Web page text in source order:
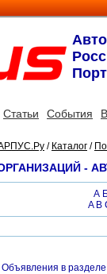
Статьи События
/ Каталог /
-
А
A B
Объявления в